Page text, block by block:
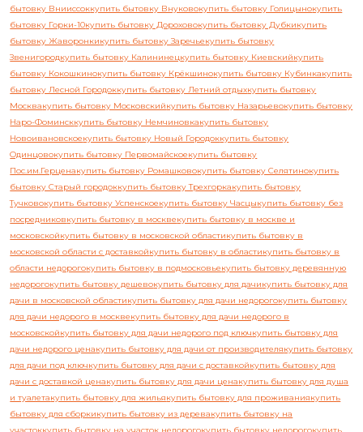
бытовку Внииссоккупить бытовку Внуковокупить бытовку Голицынокупить
бытовку Горки-10купить бытовку Дороховокупить бытовку Дубкикупить
бытовку Жаворонкикупить бытовку Заречьекупить бытовку
Звенигородкупить бытовку Калининецкупить бытовку Киевскийкупить
бытовку Кокошкинокупить бытовку Крёкшинокупить бытовку Кубинкакупить
бытовку Лесной Городоккупить бытовку Летний отдыхкупить бытовку
Москвакупить бытовку Московскийкупить бытовку Назарьевокупить бытовку
Наро-Фоминсккупить бытовку Немчиновкакупить бытовку
Новоивановскоекупить бытовку Новый Городоккупить бытовку
Одинцовокупить бытовку Первомайскоекупить бытовку
Пос.им.Герценакупить бытовку Ромашковокупить бытовку Селятинокупить
бытовку Старый городоккупить бытовку Трехгоркакупить бытовку
Тучковокупить бытовку Успенскоекупить бытовку Часцыкупить бытовку без
посредниковкупить бытовку в москвекупить бытовку в москве и
московскойкупить бытовку в московской областикупить бытовку в
московской области с доставкойкупить бытовку в областикупить бытовку в
области недорогокупить бытовку в подмосковьекупить бытовку деревянную
недорогокупить бытовку дешевокупить бытовку для дачикупить бытовку для
дачи в московской областикупить бытовку для дачи недорогокупить бытовку
для дачи недорого в москвекупить бытовку для дачи недорого в
московскойкупить бытовку для дачи недорого под ключкупить бытовку для
дачи недорого ценакупить бытовку для дачи от производителякупить бытовку
для дачи под ключкупить бытовку для дачи с доставкойкупить бытовку для
дачи с доставкой ценакупить бытовку для дачи ценакупить бытовку для душа
и туалетакупить бытовку для жильякупить бытовку для проживаниякупить
бытовку для сборкикупить бытовку из деревакупить бытовку на
участоккупить бытовку на участок недорогокупить бытовку недорогокупить